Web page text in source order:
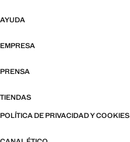
AYUDA
EMPRESA
PRENSA
TIENDAS
POLÍTICA DE PRIVACIDAD Y COOKIES